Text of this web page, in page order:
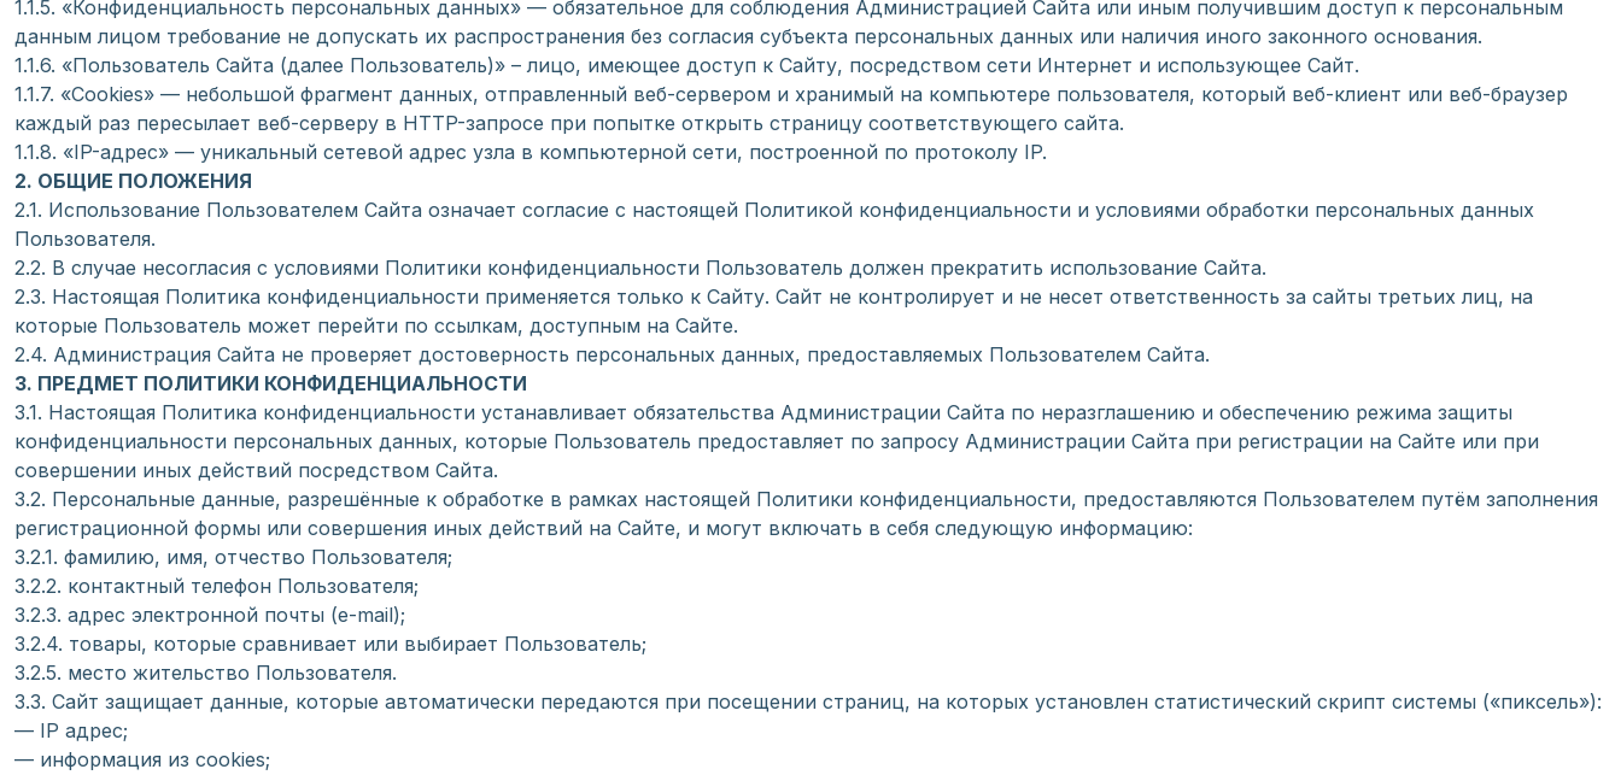
1.1.5. «Конфиденциальность персональных данных» — обязательное для соблюдения Администрацией Сайта или иным получившим доступ к персональным
данным лицом требование не допускать их распространения без согласия субъекта персональных данных или наличия иного законного основания.
1.1.6. «Пользователь Сайта (далее Пользователь)» – лицо, имеющее доступ к Сайту, посредством сети Интернет и использующее Сайт.
1.1.7. «Cookies» — небольшой фрагмент данных, отправленный веб-сервером и хранимый на компьютере пользователя, который веб-клиент или веб-браузер
каждый раз пересылает веб-серверу в HTTP-запросе при попытке открыть страницу соответствующего сайта.
1.1.8. «IP-адрес» — уникальный сетевой адрес узла в компьютерной сети, построенной по протоколу IP.
2. ОБЩИЕ ПОЛОЖЕНИЯ
2.1. Использование Пользователем Сайта означает согласие с настоящей Политикой конфиденциальности и условиями обработки персональных данных
Пользователя.
2.2. В случае несогласия с условиями Политики конфиденциальности Пользователь должен прекратить использование Сайта.
2.3. Настоящая Политика конфиденциальности применяется только к Сайту. Сайт не контролирует и не несет ответственность за сайты третьих лиц, на
которые Пользователь может перейти по ссылкам, доступным на Сайте.
2.4. Администрация Сайта не проверяет достоверность персональных данных, предоставляемых Пользователем Сайта.
3. ПРЕДМЕТ ПОЛИТИКИ КОНФИДЕНЦИАЛЬНОСТИ
3.1. Настоящая Политика конфиденциальности устанавливает обязательства Администрации Сайта по неразглашению и обеспечению режима защиты
конфиденциальности персональных данных, которые Пользователь предоставляет по запросу Администрации Сайта при регистрации на Сайте или при
совершении иных действий посредством Сайта.
3.2. Персональные данные, разрешённые к обработке в рамках настоящей Политики конфиденциальности, предоставляются Пользователем путём заполнения
регистрационной формы или совершения иных действий на Сайте, и могут включать в себя следующую информацию:
3.2.1. фамилию, имя, отчество Пользователя;
3.2.2. контактный телефон Пользователя;
3.2.3. адрес электронной почты (e-mail);
3.2.4. товары, которые сравнивает или выбирает Пользователь;
3.2.5. место жительство Пользователя.
3.3. Сайт защищает данные, которые автоматически передаются при посещении страниц, на которых установлен статистический скрипт системы («пиксель»):
— IP адрес;
— информация из cookies;